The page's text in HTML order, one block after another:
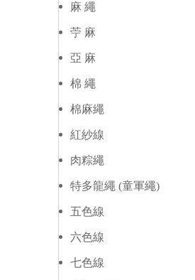
麻 繩
苧 麻
亞 麻
棉 繩
棉麻繩
紅紗線
肉粽繩
特多龍繩 (童軍繩)
五色線
六色線
七色線